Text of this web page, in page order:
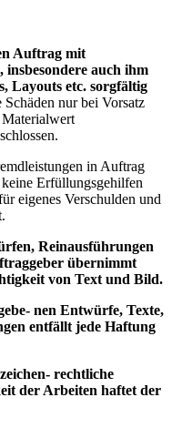
Auftrag mit
auch ihm
Layouts etc. sorgfältig
nur bei Vorsatz
in Auftrag
Erfüllungsgehilfen
eigenes Verschulden und
Reinausführungen
übernimmt
von Text und Bild.
nen Entwürfe, Texte,
entfällt jede Haftung
rechtliche
der Arbeiten haftet der